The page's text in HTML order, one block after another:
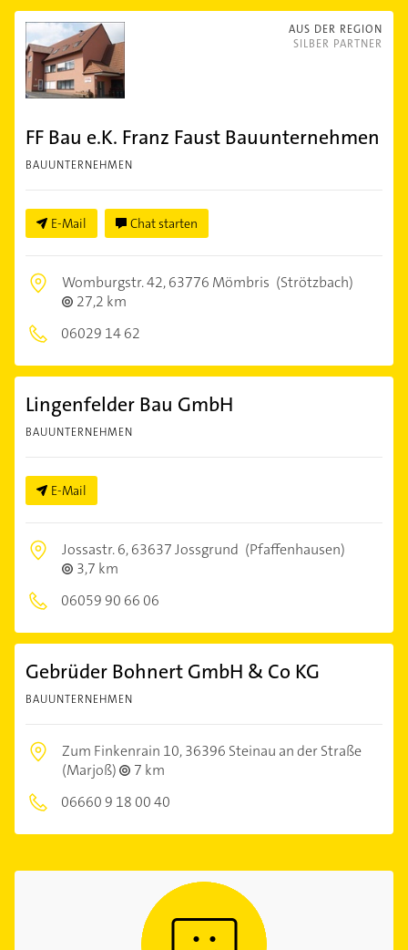
AUS DER REGION
SILBER PARTNER
FF Bau e.K. Franz Faust Bauunternehmen
BAUUNTERNEHMEN
E-Mail Chat starten
Womburgstr. 42,63776 Mömbris (Strötzbach)
27,2 km
06029 14 62
Lingenfelder Bau GmbH
BAUUNTERNEHMEN
E-Mail
Jossastr. 6,63637 Jossgrund (Pfaffenhausen)
3,7 km
06059 90 66 06
Gebrüder Bohnert GmbH & Co KG
BAUUNTERNEHMEN
Zum Finkenrain 10,36396 Steinau an der Straße
(Marjoß)
7 km
06660 9 18 00 40